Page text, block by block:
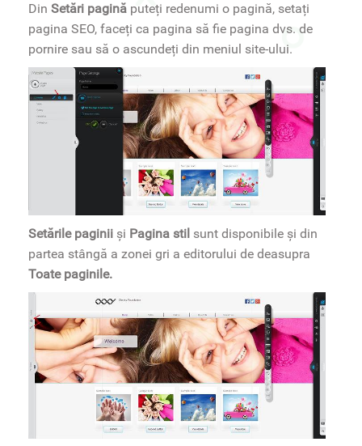
Din Setări pagină puteți redenumi o pagină, setați
pagina SEO, faceți ca pagina să fie pagina dvs. de
pornire sau să o ascundeți din meniul site-ului.
Setările paginii și Pagina stil sunt disponibile și din
partea stângă a zonei gri a editorului de deasupra
Toate paginile.